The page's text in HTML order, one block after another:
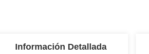
Información Detallada